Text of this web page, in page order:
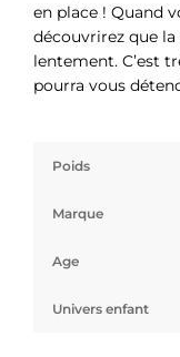
en place ! Quand
découvrirez que
lentement. C’est
pourra vous
Poids
Marque
Age
Univers enfant